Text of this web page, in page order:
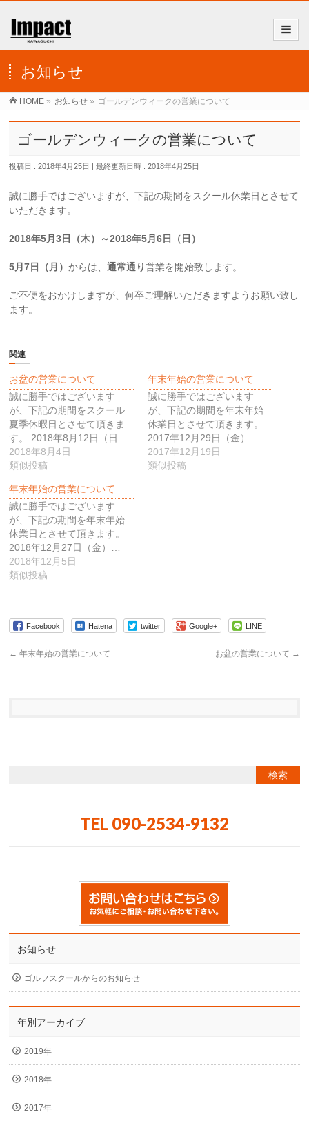
お知らせ
HOME » お知らせ » ゴールデンウィークの営業について
ゴールデンウィークの営業について
投稿日 : 2018年4月25日 最終更新日時 : 2018年4月25日
誠に勝手ではございますが、下記の期間をスクール休業日とさせて
いただきます。
2018年5月3日（木）～2018年5月6日（日）
5月7日（月）からは、通常通り営業を開始致します。
ご不便をおかけしますが、何卒ご理解いただきますようお願い致し
ます。
関連
お盆の営業について
誠に勝手ではございます
が、下記の期間をスクール
夏季休暇日とさせて頂きま
す。 2018年8月12日（日…
2018年8月4日
類似投稿
年末年始の営業について
誠に勝手ではございます
が、下記の期間を年末年始
休業日とさせて頂きます。
2017年12月29日（金）…
2017年12月19日
類似投稿
年末年始の営業について
誠に勝手ではございます
が、下記の期間を年末年始
休業日とさせて頂きます。
2018年12月27日（金）…
2018年12月5日
類似投稿
Facebook Hatena twitter Google+ LINE
← 年末年始の営業について お盆の営業について →
TEL 090-2534-9132
お知らせ
ゴルフスクールからのお知らせ
年別アーカイブ
2019年
2018年
2017年